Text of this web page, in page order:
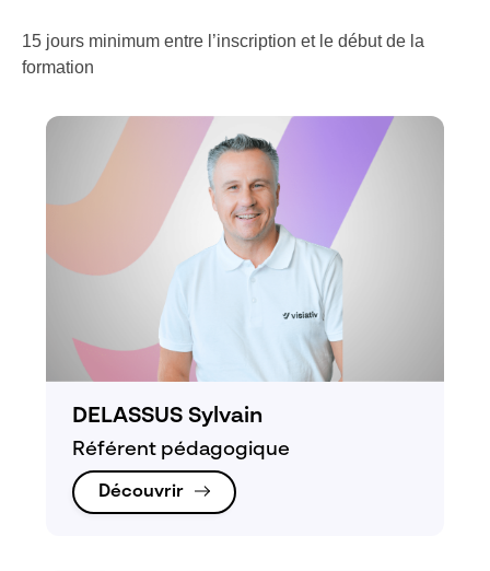
15 jours minimum entre l’inscription et le début de la
formation
DELASSUS Sylvain
Référent pédagogique
Découvrir